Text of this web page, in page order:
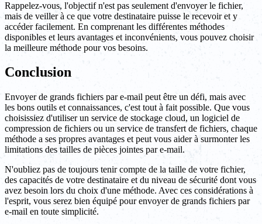
Rappelez-vous, l'objectif n'est pas seulement d'envoyer le fichier,
mais de veiller à ce que votre destinataire puisse le recevoir et y
accéder facilement. En comprenant les différentes méthodes
disponibles et leurs avantages et inconvénients, vous pouvez choisir
la meilleure méthode pour vos besoins.
Conclusion
Envoyer de grands fichiers par e-mail peut être un défi, mais avec
les bons outils et connaissances, c'est tout à fait possible. Que vous
choisissiez d'utiliser un service de stockage cloud, un logiciel de
compression de fichiers ou un service de transfert de fichiers, chaque
méthode a ses propres avantages et peut vous aider à surmonter les
limitations des tailles de pièces jointes par e-mail.
N'oubliez pas de toujours tenir compte de la taille de votre fichier,
des capacités de votre destinataire et du niveau de sécurité dont vous
avez besoin lors du choix d'une méthode. Avec ces considérations à
l'esprit, vous serez bien équipé pour envoyer de grands fichiers par
e-mail en toute simplicité.